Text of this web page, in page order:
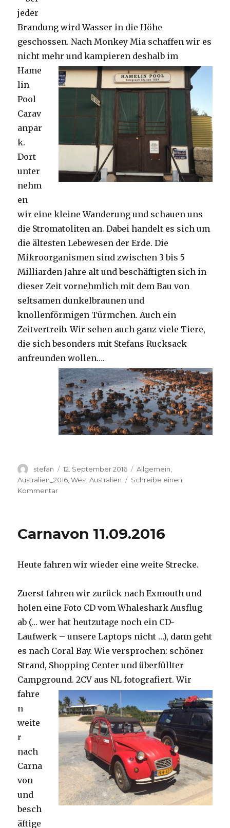
jeder
Brandung wird Wasser in die Höhe
geschossen. Nach Monkey Mia schaffen wir es
nicht mehr und kampieren deshalb im
Hame
lin
Pool
Carav
anpar
k.
Dort
unter
nehm
en
wir eine kleine Wanderung und schauen uns
die Stromatoliten an. Dabei handelt es sich um
die ältesten Lebewesen der Erde. Die
Mikroorganismen sind zwischen 3 bis 5
Milliarden Jahre alt und beschäftigten sich in
dieser Zeit vornehmlich mit dem Bau von
seltsamen dunkelbraunen und
knollenförmigen Türmchen. Auch ein
Zeitvertreib. Wir sehen auch ganz viele Tiere,
die sich besonders mit Stefans Rucksack
anfreunden wollen….
Autor
stefan
Veröffentlicht
am
12. September 2016 Kategorien
Allgemein
Australien_2016 ,West Australien
Schreibe einen
Kommentarzu
Carnavon 11.09.2016
Heute fahren wir wieder eine weite Strecke.
Zuerst fahren wir zurück nach Exmouth und
holen eine Foto CD vom Whaleshark Ausflug
ab (… wer hat heutzutage noch ein CD-
Laufwerk – unsere Laptops nicht …), dann geht
es nach Coral Bay. Wie versprochen: schöner
Strand, Shopping Center und überfüllter
Campground.2CV aus NL fotografiert. Wir
fahre
n
weite
r
nach
Carna
von
und
besch
äftige